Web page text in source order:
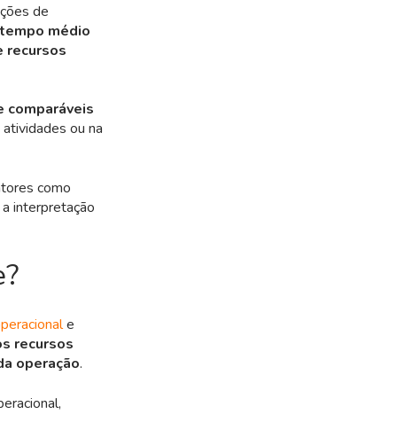
de
tempo médio
recursos
comparáveis
ou na
como
interpretação
e
recursos
operação.